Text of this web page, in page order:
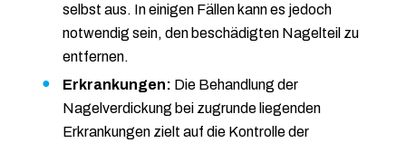
selbst aus. In einigen Fällen kann es jedoch
notwendig sein, den beschädigten Nagelteil zu
entfernen.
Erkrankungen: Die Behandlung der
Nagelverdickung bei zugrunde liegenden
Erkrankungen zielt auf die Kontrolle der